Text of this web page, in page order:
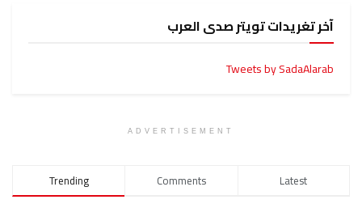
آخر تغريدات تويتر صدى العرب
Tweets by SadaAlarab
ADVERTISEMENT
Trending Comments Latest